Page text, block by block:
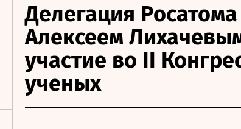
Делегация
Алексеем
участие во II
ученых